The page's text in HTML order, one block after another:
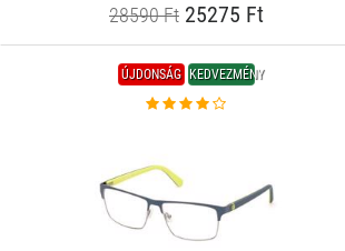
28590 Ft25275 Ft
ÚJDONSÁG KEDVEZMÉNY